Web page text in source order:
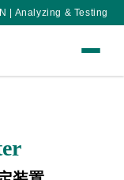
N | Analyzing & Testing